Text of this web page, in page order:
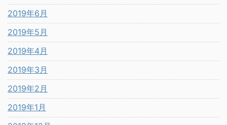
2019年6月
2019年5月
2019年4月
2019年3月
2019年2月
2019年1月